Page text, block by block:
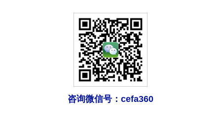
咨询微信号：cefa360